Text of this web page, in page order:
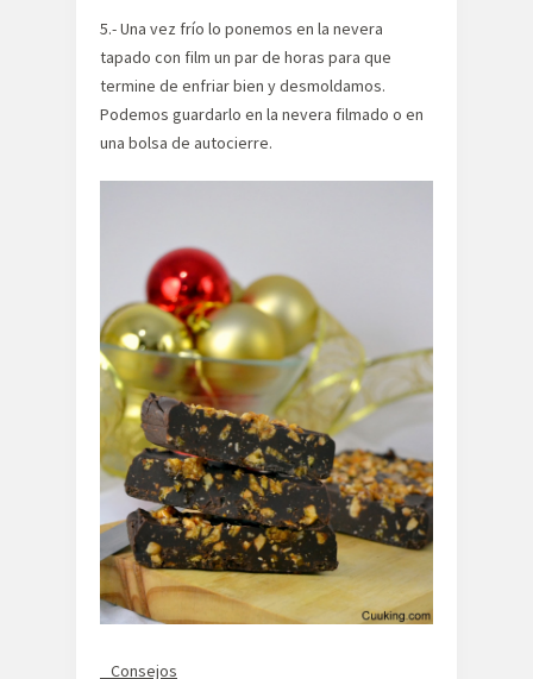
5.- Una vez frío lo ponemos en la nevera
tapado con film un par de horas para que
termine de enfriar bien y desmoldamos.
Podemos guardarlo en la nevera filmado o en
una bolsa de autocierre.
Consejos